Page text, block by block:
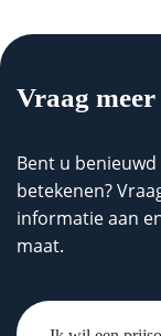
Vraag
Bent u
betekenen?
informatie aan
maat.
Untitled